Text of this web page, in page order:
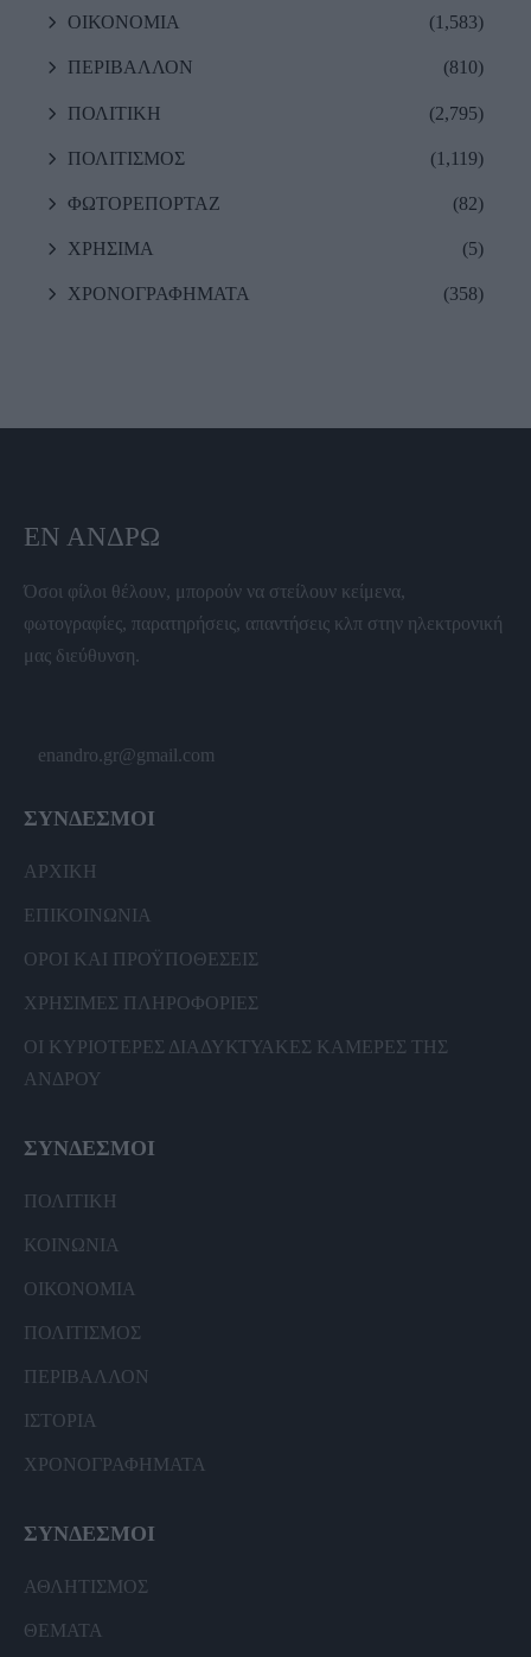
ΟΙΚΟΝΟΜΙΑ (1,583)
ΠΕΡΙΒΑΛΛΟΝ (810)
ΠΟΛΙΤΙΚΗ (2,795)
ΠΟΛΙΤΙΣΜΟΣ (1,119)
ΦΩΤΟΡΕΠΟΡΤΑΖ (82)
ΧΡΗΣΙΜΑ (5)
ΧΡΟΝΟΓΡΑΦΗΜΑΤΑ (358)
ΕΝ ΆΝΔΡΩ
Όσοι φίλοι θέλουν, μπορούν να στείλουν κείμενα,
φωτογραφίες, παρατηρήσεις, απαντήσεις κλπ στην ηλεκτρονική
μας διεύθυνση.
enandro.gr@gmail.com
ΣΥΝΔΕΣΜΟΙ
ΑΡΧΙΚΗ
ΕΠΙΚΟΙΝΩΝΙΑ
ΟΡΟΙ ΚΑΙ ΠΡΟΫΠΟΘΕΣΕΙΣ
ΧΡΗΣΙΜΕΣ ΠΛΗΡΟΦΟΡΙΕΣ
ΟΙ ΚΥΡΙΟΤΕΡΕΣ ΔΙΑΔΥΚΤΥΑΚΕΣ ΚΑΜΕΡΕΣ ΤΗΣ
ΑΝΔΡΟΥ
ΣΥΝΔΕΣΜΟΙ
ΠΟΛΙΤΙΚΗ
ΚΟΙΝΩΝΙΑ
ΟΙΚΟΝΟΜΙΑ
ΠΟΛΙΤΙΣΜΟΣ
ΠΕΡΙΒΑΛΛΟΝ
ΙΣΤΟΡΙΑ
ΧΡΟΝΟΓΡΑΦΗΜΑΤΑ
ΣΥΝΔΕΣΜΟΙ
ΑΘΛΗΤΙΣΜΟΣ
ΘΕΜΑΤΑ